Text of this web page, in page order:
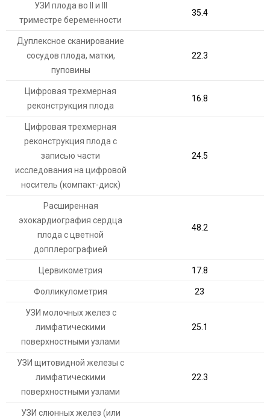
УЗИ плода во II и III
триместре беременности
35.4
Дуплексное сканирование
сосудов плода, матки,
пуповины
22.3
Цифровая трехмерная
реконструкция плода
16.8
Цифровая трехмерная
реконструкция плода с
записью части
исследования на цифровой
носитель (компакт-диск)
24.5
Расширенная
эхокардиография сердца
плода с цветной
допплерографией
48.2
Цервикометрия 17.8
Фолликулометрия 23
УЗИ молочных желез с
лимфатическими
поверхностными узлами
25.1
УЗИ щитовидной железы с
лимфатическими
поверхностными узлами
22.3
УЗИ слюнных желез (или